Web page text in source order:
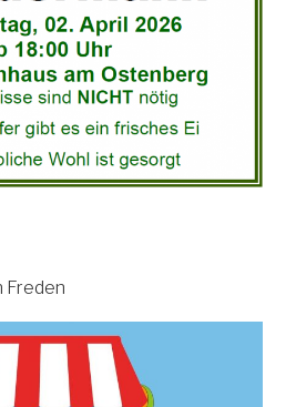
Freden